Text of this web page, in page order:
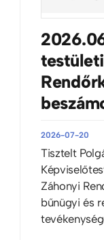
2026-07-20
Tisztelt
Záhonyi
bűnügyi és